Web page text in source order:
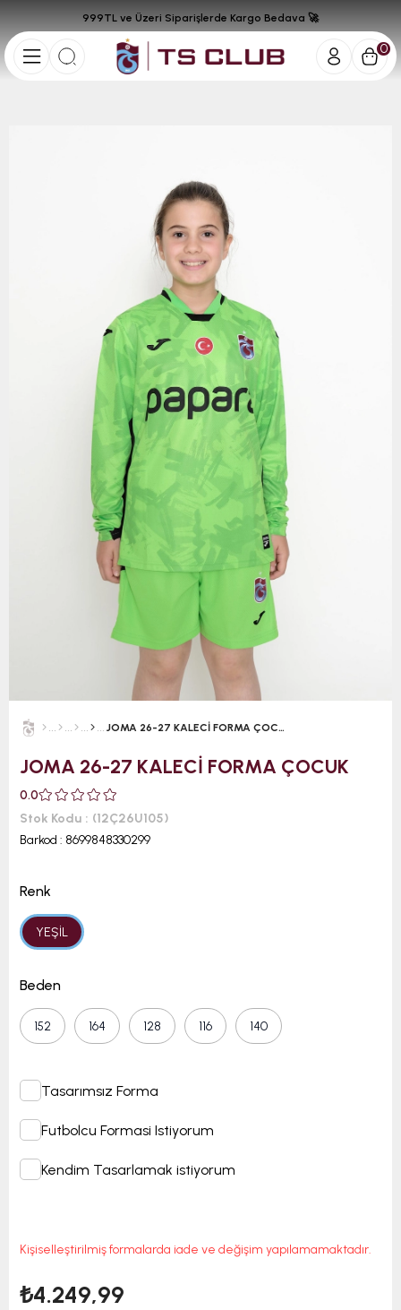
0
999TL ve Üzeri Siparişlerde Kargo Bedava 🚀
JOMA 26-27 KALECİ FORMA ÇOCUK
JOMA 26-27 KALECİ FORMA ÇOCUK
0.0
Stok Kodu
(12Ç26U105)
Barkod : 8699848330299
Renk
YEŞİL
Beden
152 164 128 116 140
Tasarımsız Forma
Futbolcu Formasi Istiyorum
Kendim Tasarlamak istiyorum
Kişiselleştirilmiş formalarda iade ve değişim yapılamamaktadır.
₺4.249,99